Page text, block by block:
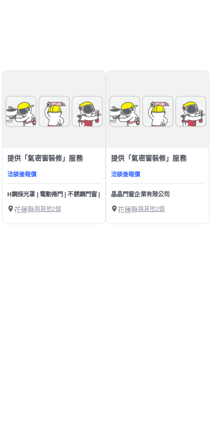
提供「氣密窗裝修」服務
洽談後報價
H鋼採光罩 | 電動捲門 | 不銹鋼門窗 | 防盜鋁窗 | 鐵厝 鋼骨結購 | 各種鐵類工程承
花蓮縣與其他2個
提供「氣密窗裝修」服務
洽談後報價
晶晶門窗企業有限公司
花蓮縣與其他2個